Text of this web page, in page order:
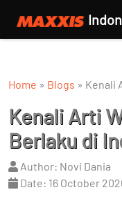
Home » Blogs » Kenali
Kenali Arti
Berlaku di
Author: Novi Dania
Date: 16 October